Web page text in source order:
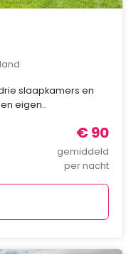
slaapkamers en
eigen..
€ 90
gemiddeld
per nacht